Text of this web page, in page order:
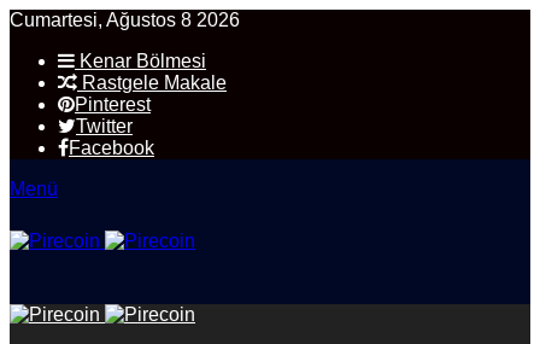
Cumartesi, Ağustos 8 2026
Kenar Bölmesi
Rastgele Makale
Pinterest
Twitter
Facebook
Menü